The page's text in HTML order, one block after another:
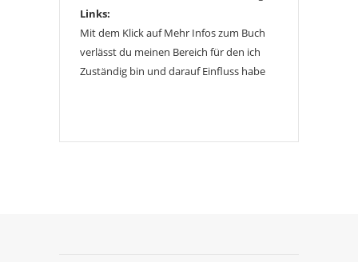
Links:
Mit dem Klick auf Mehr Infos zum Buch
verlässt du meinen Bereich für den ich
Zuständig bin und darauf Einfluss habe